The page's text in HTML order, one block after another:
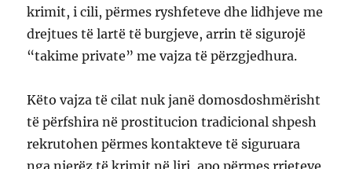
krimit, i cili, përmes ryshfeteve dhe lidhjeve me
drejtues të lartë të burgjeve, arrin të sigurojë
“takime private” me vajza të përzgjedhura.
Këto vajza të cilat nuk janë domosdoshmërisht
të përfshira në prostitucion tradicional shpesh
rekrutohen përmes kontakteve të siguruara